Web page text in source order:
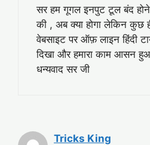
सर हम गूगल इनपुट टूल बंद
की , अब क्या होगा लेकिन कुछ
वेबसाइट पर ऑफ़ लाइन हिंदी
दिखा और हमारा काम आसन
धन्यवाद सर जी
Tricks King